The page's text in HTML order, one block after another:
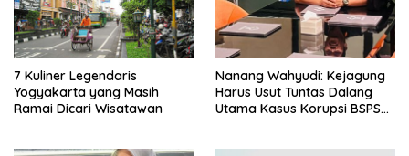
7 Kuliner Legendaris
Yogyakarta yang Masih
Ramai Dicari Wisatawan
Nanang Wahyudi: Kejagung
Harus Usut Tuntas Dalang
Utama Kasus Korupsi BSPS